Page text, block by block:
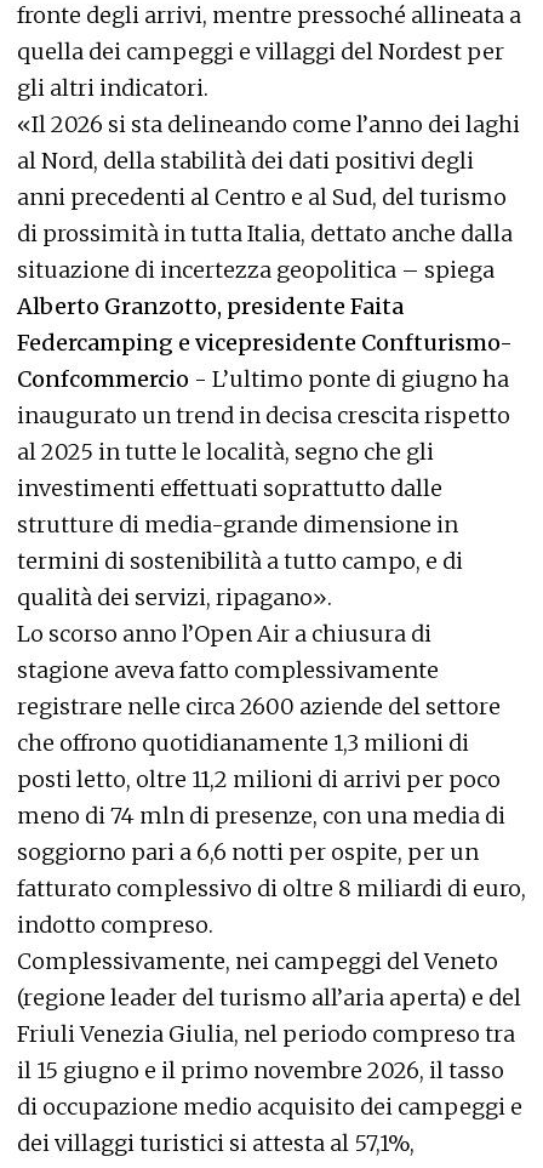
fronte degli arrivi, mentre pressoché allineata a
quella dei campeggi e villaggi del Nordest per
gli altri indicatori.
«Il 2026 si sta delineando come l’anno dei laghi
al Nord, della stabilità dei dati positivi degli
anni precedenti al Centro e al Sud, del turismo
di prossimità in tutta Italia, dettato anche dalla
situazione di incertezza geopolitica – spiega
Alberto Granzotto, presidente Faita
Federcamping e vicepresidente Confturismo-
Confcommercio - L’ultimo ponte di giugno ha
inaugurato un trend in decisa crescita rispetto
al 2025 in tutte le località, segno che gli
investimenti effettuati soprattutto dalle
strutture di media-grande dimensione in
termini di sostenibilità a tutto campo, e di
qualità dei servizi, ripagano».
Lo scorso anno l’Open Air a chiusura di
stagione aveva fatto complessivamente
registrare nelle circa 2600 aziende del settore
che offrono quotidianamente 1,3 milioni di
posti letto, oltre 11,2 milioni di arrivi per poco
meno di 74 mln di presenze, con una media di
soggiorno pari a 6,6 notti per ospite, per un
fatturato complessivo di oltre 8 miliardi di euro,
indotto compreso.
Complessivamente, nei campeggi del Veneto
(regione leader del turismo all’aria aperta) e del
Friuli Venezia Giulia, nel periodo compreso tra
il 15 giugno e il primo novembre 2026, il tasso
di occupazione medio acquisito dei campeggi e
dei villaggi turistici si attesta al 57,1%,